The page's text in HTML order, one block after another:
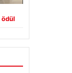
ödül